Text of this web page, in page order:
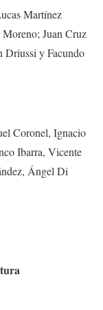
Martínez
Juan Cruz
Driussi y Facundo
Coronel, Ignacio
Ibarra, Vicente
Ángel Di